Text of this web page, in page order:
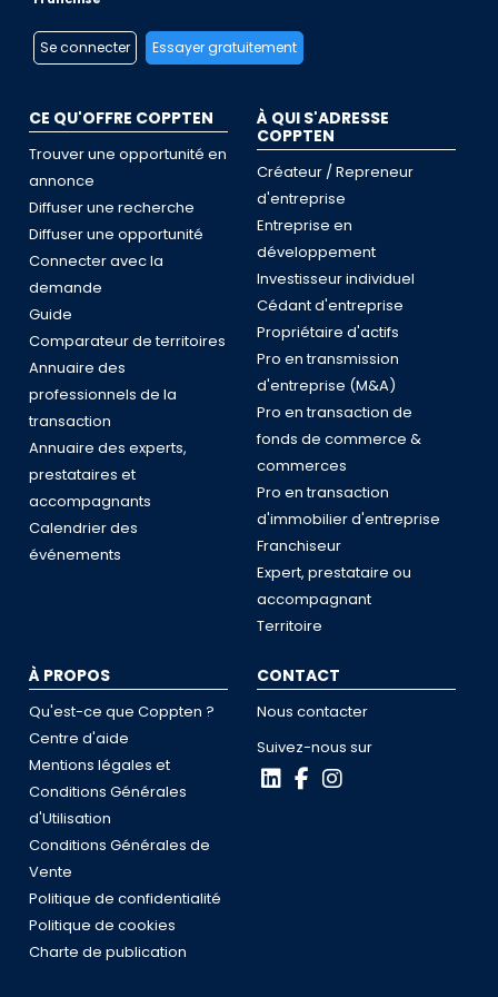
Se connecter Essayer gratuitement
CE QU'OFFRE COPPTEN
Trouver une opportunité en
annonce
Diffuser une recherche
Diffuser une opportunité
Connecter avec la
demande
Guide
Comparateur de territoires
Annuaire des
professionnels de la
transaction
Annuaire des experts,
prestataires et
accompagnants
Calendrier des
événements
À QUI S'ADRESSE
COPPTEN
Créateur / Repreneur
d'entreprise
Entreprise en
développement
Investisseur individuel
Cédant d'entreprise
Propriétaire d'actifs
Pro en transmission
d'entreprise (M&A)
Pro en transaction de
fonds de commerce &
commerces
Pro en transaction
d'immobilier d'entreprise
Franchiseur
Expert, prestataire ou
accompagnant
Territoire
À PROPOS
Qu'est-ce que Coppten ?
Centre d'aide
Mentions légales et
Conditions Générales
d'Utilisation
Conditions Générales de
Vente
Politique de confidentialité
Politique de cookies
Charte de publication
CONTACT
Nous contacter
Suivez-nous sur